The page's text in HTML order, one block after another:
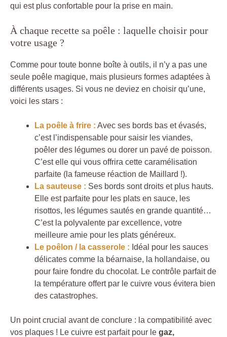
qui est plus confortable pour la prise en main.
À chaque recette sa poêle : laquelle choisir pour
votre usage ?
Comme pour toute bonne boîte à outils, il n’y a pas une
seule poêle magique, mais plusieurs formes adaptées à
différents usages. Si vous ne deviez en choisir qu’une,
voici les stars :
La poêle à frire : Avec ses bords bas et évasés,
c’est l’indispensable pour saisir les viandes,
poêler des légumes ou dorer un pavé de poisson.
C’est elle qui vous offrira cette caramélisation
parfaite (la fameuse réaction de Maillard !).
La sauteuse : Ses bords sont droits et plus hauts.
Elle est parfaite pour les plats en sauce, les
risottos, les légumes sautés en grande quantité…
C’est la polyvalente par excellence, votre
meilleure amie pour les plats généreux.
Le poêlon / la casserole : Idéal pour les sauces
délicates comme la béarnaise, la hollandaise, ou
pour faire fondre du chocolat. Le contrôle parfait de
la température offert par le cuivre vous évitera bien
des catastrophes.
Un point crucial avant de conclure : la compatibilité avec
vos plaques ! Le cuivre est parfait pour le gaz,